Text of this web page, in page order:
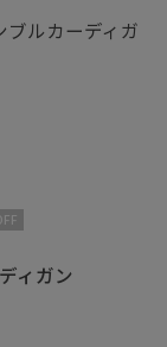
ルカーディガ
ルスタイルに
す。
ィガン